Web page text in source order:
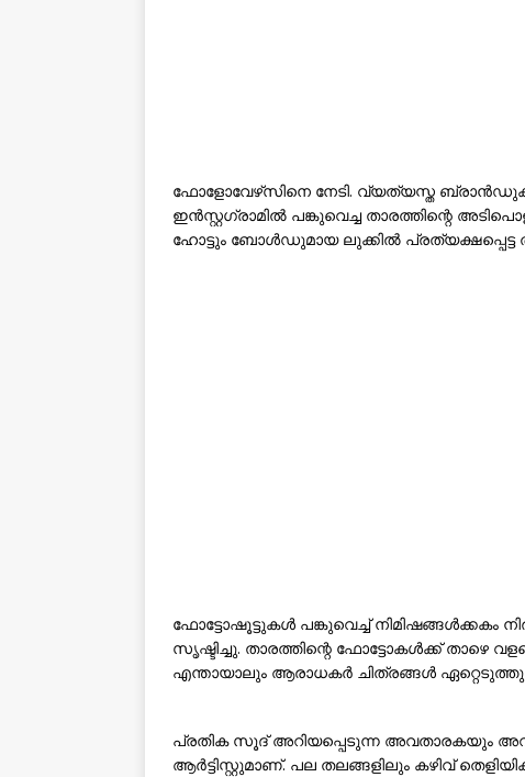
ഫോളോവേഴ്‌സിനെ നേടി. വ്യത്യസ്ത
ഇൻസ്റ്റഗ്രാമിൽ പങ്കുവെച്ച താരത്തിന്റെ
ഹോട്ടും ബോൾഡുമായ ലുക്കിൽ പ്രത്യക്ഷപ്പെട്ട
ഫോട്ടോഷൂട്ടുകൾ പങ്കുവെച്ച് നിമിഷങ്ങൾക്കകം
സൃഷ്ടിച്ചു. താരത്തിന്റെ ഫോട്ടോകൾക്ക്
എന്തായാലും ആരാധകർ ചിത്രങ്ങൾ
പ്രതിക സൂദ് അറിയപ്പെടുന്ന അവതാരകയും
ആർട്ടിസ്റ്റുമാണ്. പല തലങ്ങളിലും കഴിവ്